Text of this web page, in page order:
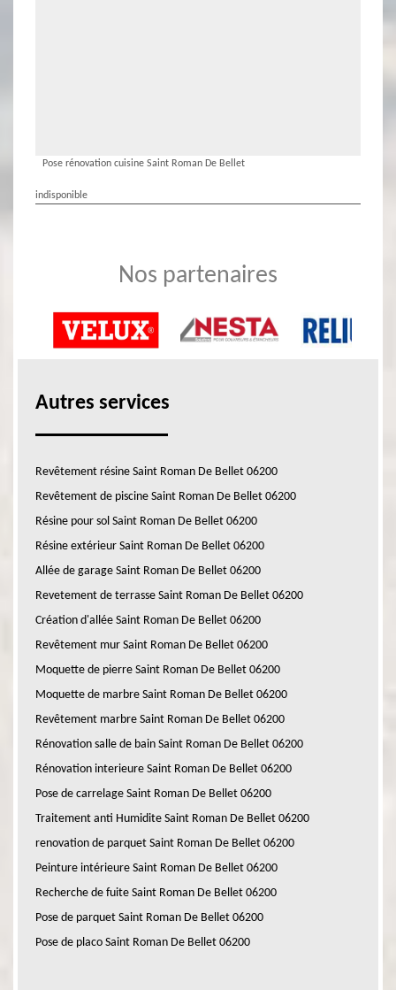
Pose rénovation cuisine Saint Roman De Bellet
indisponible
Nos partenaires
Autres services
Revêtement résine Saint Roman De Bellet 06200
Revêtement de piscine Saint Roman De Bellet 06200
Résine pour sol Saint Roman De Bellet 06200
Résine extérieur Saint Roman De Bellet 06200
Allée de garage Saint Roman De Bellet 06200
Revetement de terrasse Saint Roman De Bellet 06200
Création d'allée Saint Roman De Bellet 06200
Revêtement mur Saint Roman De Bellet 06200
Moquette de pierre Saint Roman De Bellet 06200
Moquette de marbre Saint Roman De Bellet 06200
Revêtement marbre Saint Roman De Bellet 06200
Rénovation salle de bain Saint Roman De Bellet 06200
Rénovation interieure Saint Roman De Bellet 06200
Pose de carrelage Saint Roman De Bellet 06200
Traitement anti Humidite Saint Roman De Bellet 06200
renovation de parquet Saint Roman De Bellet 06200
Peinture intérieure Saint Roman De Bellet 06200
Recherche de fuite Saint Roman De Bellet 06200
Pose de parquet Saint Roman De Bellet 06200
Pose de placo Saint Roman De Bellet 06200